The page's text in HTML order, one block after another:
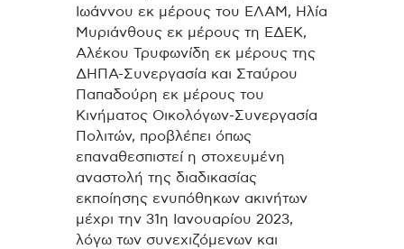
Ιωάννου εκ μέρους του ΕΛΑΜ, Ηλία
Μυριάνθους εκ μέρους τη ΕΔΕΚ,
Αλέκου Τρυφωνίδη εκ μέρους της
ΔΗΠΑ-Συνεργασία και Σταύρου
Παπαδούρη εκ μέρους του
Κινήματος Οικολόγων-Συνεργασία
Πολιτών, προβλέπει όπως
επαναθεσπιστεί η στοχευμένη
αναστολή της διαδικασίας
εκποίησης ενυπόθηκων ακινήτων
μέχρι την 31η Ιανουαρίου 2023,
λόγω των συνεχιζόμενων και